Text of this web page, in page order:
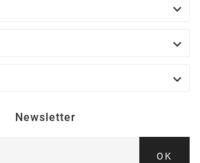



Newsletter
OK